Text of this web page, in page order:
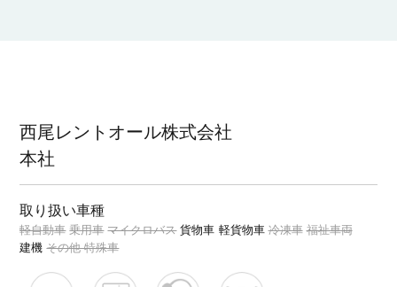
西尾レントオール株式会社
本社
取り扱い車種
軽自動車 乗用車 マイクロバス 貨物車 軽貨物車 冷凍車 福祉車両
建機 その他 特殊車